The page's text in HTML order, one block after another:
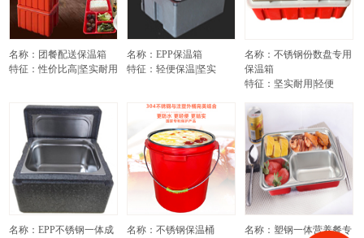
名称：团餐配送保温箱
特征：性价比高|坚实耐用
名称：EPP保温箱
特征：轻便保温|坚实
名称：不锈钢份数盘专用
保温箱
特征：坚实耐用|轻便
名称：EPP不锈钢一体成
名称：不锈钢保温桶
名称：塑钢一体营养餐专